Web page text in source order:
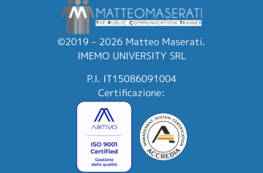
©2019 – 2026 Matteo Maserati.
IMEMO UNIVERSITY SRL
P.I. IT15086091004
Certificazione: